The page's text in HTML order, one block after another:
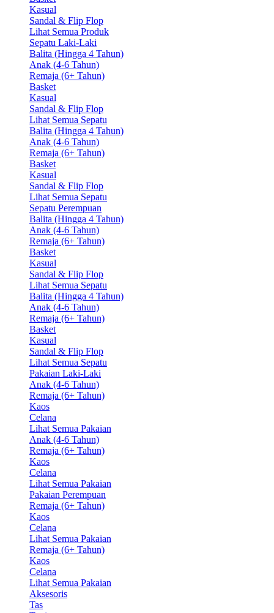
Kasual
Sandal & Flip Flop
Lihat Semua Produk
Sepatu Laki-Laki
Balita (Hingga 4 Tahun)
Anak (4-6 Tahun)
Remaja (6+ Tahun)
Basket
Kasual
Sandal & Flip Flop
Lihat Semua Sepatu
Balita (Hingga 4 Tahun)
Anak (4-6 Tahun)
Remaja (6+ Tahun)
Basket
Kasual
Sandal & Flip Flop
Lihat Semua Sepatu
Sepatu Perempuan
Balita (Hingga 4 Tahun)
Anak (4-6 Tahun)
Remaja (6+ Tahun)
Basket
Kasual
Sandal & Flip Flop
Lihat Semua Sepatu
Balita (Hingga 4 Tahun)
Anak (4-6 Tahun)
Remaja (6+ Tahun)
Basket
Kasual
Sandal & Flip Flop
Lihat Semua Sepatu
Pakaian Laki-Laki
Anak (4-6 Tahun)
Remaja (6+ Tahun)
Kaos
Celana
Lihat Semua Pakaian
Anak (4-6 Tahun)
Remaja (6+ Tahun)
Kaos
Celana
Lihat Semua Pakaian
Pakaian Perempuan
Remaja (6+ Tahun)
Kaos
Celana
Lihat Semua Pakaian
Remaja (6+ Tahun)
Kaos
Celana
Lihat Semua Pakaian
Aksesoris
Tas